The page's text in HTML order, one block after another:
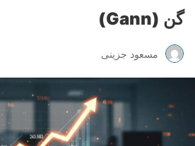
گن (Gann)
مسعود جزینی